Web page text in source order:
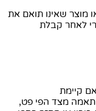
מוצר שאינו תואם את
לאחר קבלת
קיימת
מצד הפי פט,